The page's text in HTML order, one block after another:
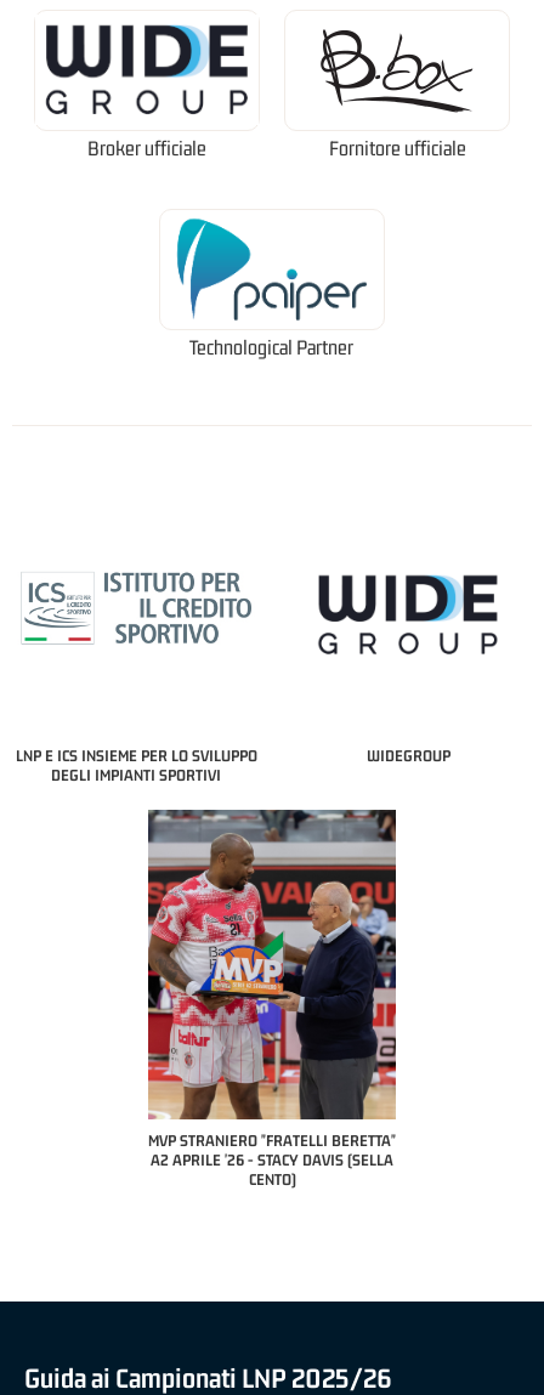
Broker ufficiale Fornitore ufficiale
Technological Partner
LNP E ICS INSIEME PER LO SVILUPPO
DEGLI IMPIANTI SPORTIVI
WIDEGROUP
MVP "FRATELLI BERETTA" SAMUEL
DILAS B NAZIONALE APRILE '26 -
MARCO RESTELLI (TAV TREVIGLIO
Guida ai Campionati LNP 2025/26